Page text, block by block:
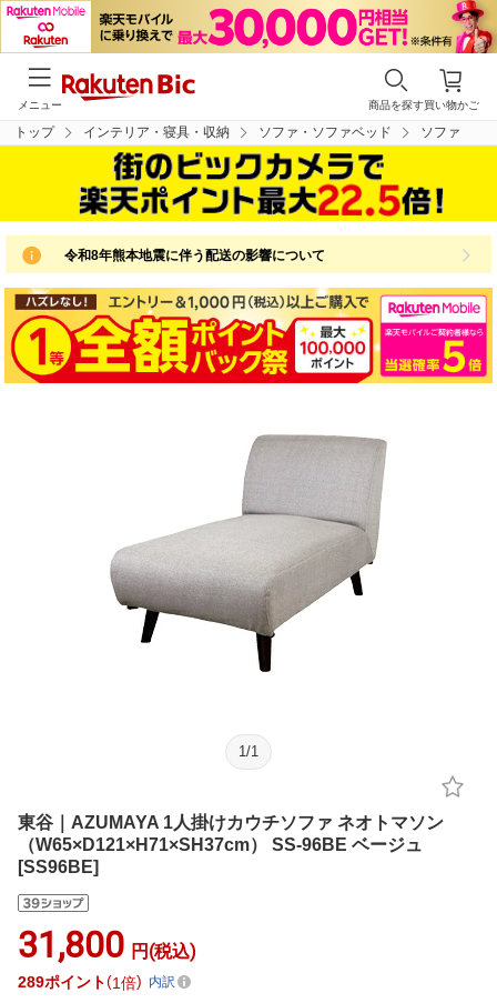
買い物かご
商品を探す
メニュー
トップ インテリア・寝具・収納 ソファ・ソファベッド ソファ
令和8年熊本地震に伴う配送の影響について
1 /1
東谷｜AZUMAYA 1人掛けカウチソファ ネオトマソン
（W65×D121×H71×SH37cm） SS-96BE ベージュ
[SS96BE]
31,800 円(税込)
289ポイント 1倍 内訳